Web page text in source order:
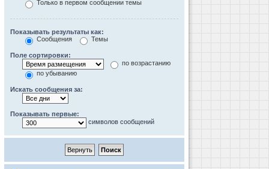
Только в первом сообщении темы
Показывать результаты как:
Сообщения
Темы
Поле сортировки:
по возрастанию
по убыванию
Искать сообщения за:
Показывать первые:
символов сообщений